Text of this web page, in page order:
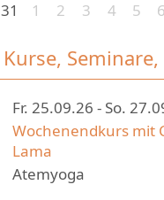
31
1 2 3 4 5 6
Kurse,
Fr. 25.09.26 - So.
Wochenendkurs mit
Lama
Atemyoga